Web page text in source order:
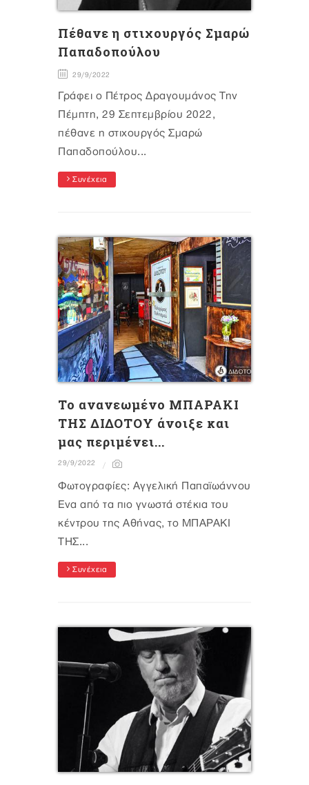
Πέθανε η στιχουργός Σμαρώ
Παπαδοπούλου
29/9/2022
Γράφει ο Πέτρος Δραγουμάνος Την
Πέμπτη, 29 Σεπτεμβρίου 2022,
πέθανε η στιχουργός Σμαρώ
Παπαδοπούλου...
Συνέχεια
Το ανανεωμένο ΜΠΑΡΑΚΙ
ΤΗΣ ΔΙΔΟΤΟΥ άνοιξε και
μας περιμένει...
29/9/2022
Φωτογραφίες: Αγγελική Παπαϊωάννου
Ένα από τα πιο γνωστά στέκια του
κέντρου της Αθήνας, το ΜΠΑΡΑΚΙ
ΤΗΣ...
Συνέχεια